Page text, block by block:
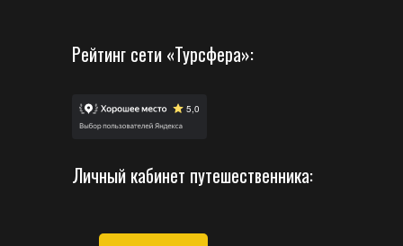
Рейтинг сети «Турсфера»:
Личный кабинет путешественника: